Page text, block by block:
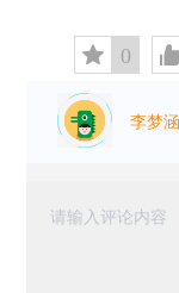
󰅄 0 
李梦涵